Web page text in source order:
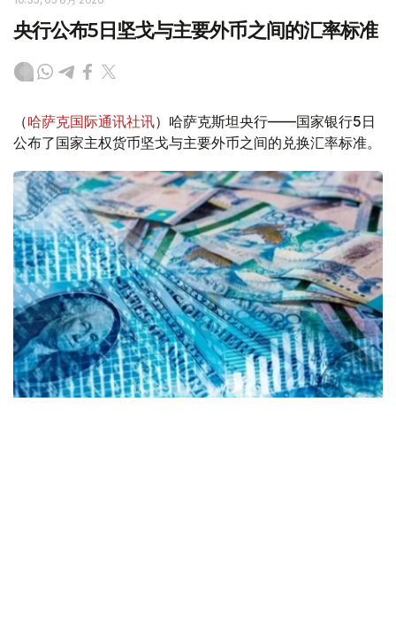
央行公布5日坚戈与主要外币之间的汇率标准
（哈萨克国际通讯社讯）哈萨克斯坦央行——国家银行5日
公布了国家主权货币坚戈与主要外币之间的兑换汇率标准。